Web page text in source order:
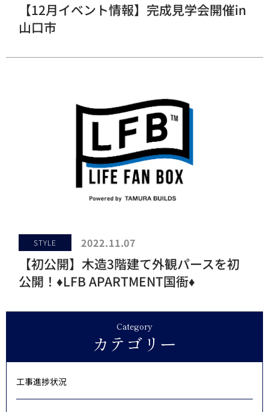
【12月イベント情報】完成見学会開催in
山口市
STYLE 2022.11.07
【初公開】木造3階建て外観パースを初
公開！♦LFB APARTMENT国衙♦
Category
カテゴリー
工事進捗状況